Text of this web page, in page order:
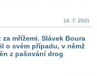
14. 7. 2021
za mřížemi. Slávek Boura
o svém případu, v němž
z pašování drog